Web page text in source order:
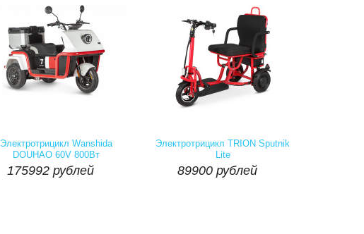
Электротрицикл Wanshida
DOUHAO 60V 800Вт
175992 рублей
175992 рублей
шт  Купить
Электротрицикл TRION Sputnik
Lite
89900 рублей
89900 рублей
шт  Купить